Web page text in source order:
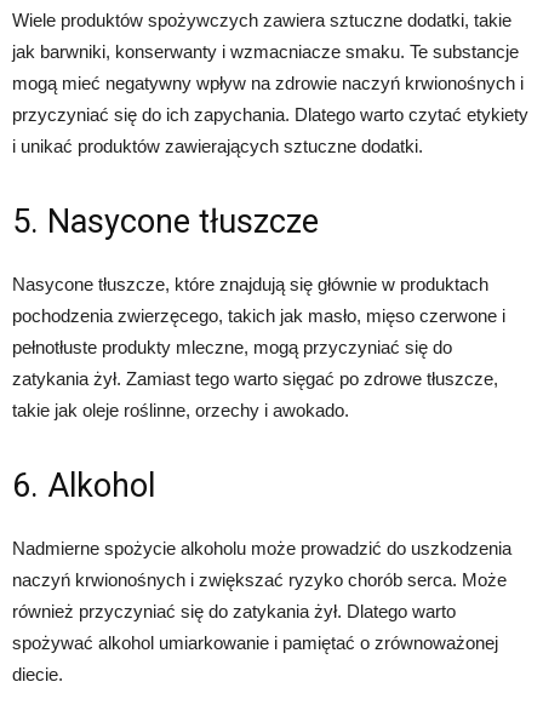
Wiele produktów spożywczych zawiera sztuczne dodatki, takie
jak barwniki, konserwanty i wzmacniacze smaku. Te substancje
mogą mieć negatywny wpływ na zdrowie naczyń krwionośnych i
przyczyniać się do ich zapychania. Dlatego warto czytać etykiety
i unikać produktów zawierających sztuczne dodatki.
5. Nasycone tłuszcze
Nasycone tłuszcze, które znajdują się głównie w produktach
pochodzenia zwierzęcego, takich jak masło, mięso czerwone i
pełnotłuste produkty mleczne, mogą przyczyniać się do
zatykania żył. Zamiast tego warto sięgać po zdrowe tłuszcze,
takie jak oleje roślinne, orzechy i awokado.
6. Alkohol
Nadmierne spożycie alkoholu może prowadzić do uszkodzenia
naczyń krwionośnych i zwiększać ryzyko chorób serca. Może
również przyczyniać się do zatykania żył. Dlatego warto
spożywać alkohol umiarkowanie i pamiętać o zrównoważonej
diecie.